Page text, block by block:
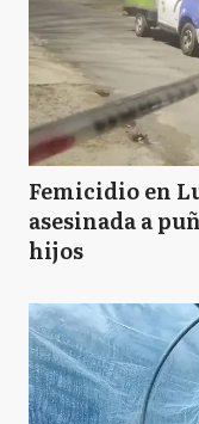
Femicidio en
asesinada a
hijos